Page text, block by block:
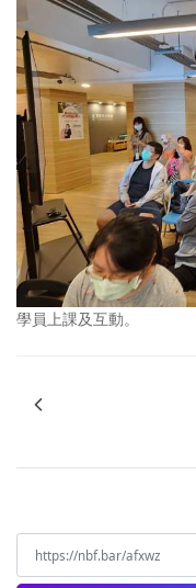
學員上課及互動。